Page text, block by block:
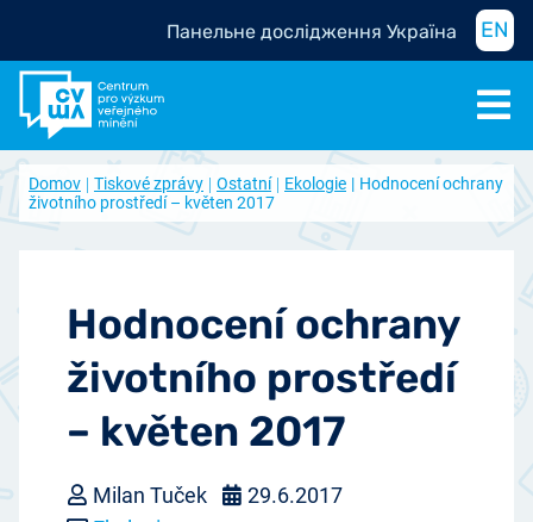
Панельне дослідження Україна EN
Domov Tiskové zprávy Ostatní Ekologie
Hodnocení ochrany
životního prostředí – květen 2017
Hodnocení ochrany
životního prostředí
– květen 2017
Milan Tuček
29.6.2017